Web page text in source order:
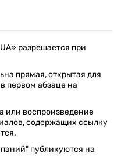
разрешается при
прямая, открытая для
первом абзаце на
или воспроизведение
содержащих ссылку
публикуются на